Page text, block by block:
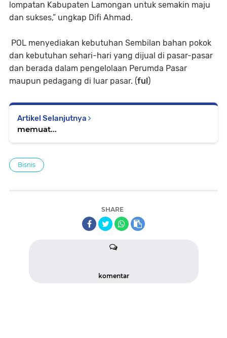
lompatan Kabupaten Lamongan untuk semakin maju
dan sukses,” ungkap Difi Ahmad.
POL menyediakan kebutuhan Sembilan bahan pokok
dan kebutuhan sehari-hari yang dijual di pasar-pasar
dan berada dalam pengelolaan Perumda Pasar
maupun pedagang di luar pasar. (ful )
Artikel Selanjutnya
memuat...
Bisnis
SHARE
komentar